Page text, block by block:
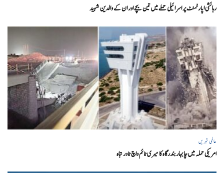
رہائشی اپارٹمنٹ پر اسرائیلی حملے میں تین بچے اور ان کے والدین شہید
عالمی خبریں
امریکی حملہ میں چابہار بندرگاہ کا میری ٹائم واچ ٹاور تباہ